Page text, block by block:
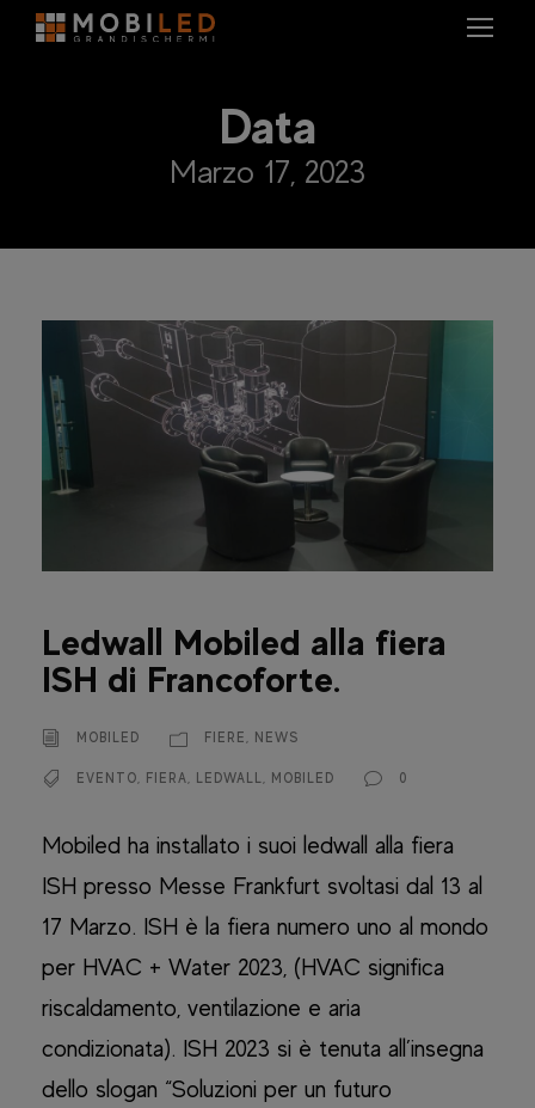
Data
Marzo 17, 2023
Ledwall Mobiled alla fiera
ISH di Francoforte.
MOBILED FIERE NEWS
EVENTO FIERA LEDWALL MOBILED 0
Mobiled ha installato i suoi ledwall alla fiera
ISH presso Messe Frankfurt svoltasi dal 13 al
17 Marzo. ISH è la fiera numero uno al mondo
per HVAC + Water 2023, (HVAC significa
riscaldamento, ventilazione e aria
condizionata). ISH 2023 si è tenuta all’insegna
dello slogan “Soluzioni per un futuro